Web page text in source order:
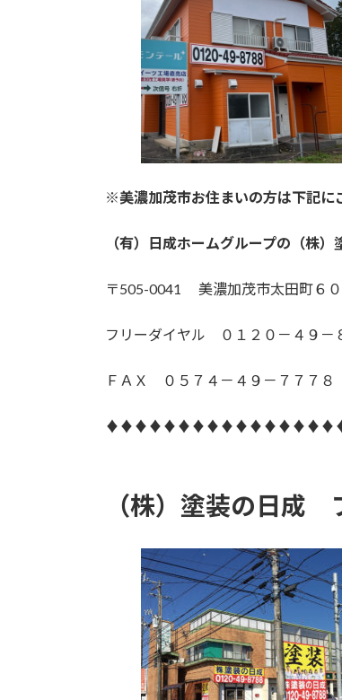
※美濃加茂市お住まいの方は下記に
（有）日成ホームグループの（株）
〒505-0041 美濃加茂市太田町６
フリーダイヤル ０１２０－４９－
ＦＡＸ ０５７４－４９－７７７８
（株）塗装の日成